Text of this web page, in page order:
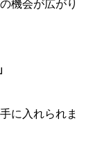
機会が広がり
に入れられま